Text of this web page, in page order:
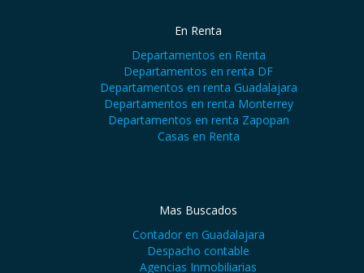
En Renta
Departamentos en Renta
Departamentos en renta DF
Departamentos en renta Guadalajara
Departamentos en renta Monterrey
Departamentos en renta Zapopan
Casas en Renta
Mas Buscados
Contador en Guadalajara
Despacho contable
Agencias Inmobiliarias